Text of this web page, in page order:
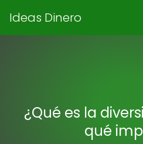
Ideas Dinero
¿Qué es la
qué